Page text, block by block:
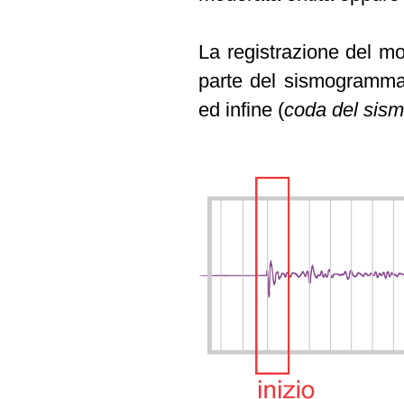
La registrazione del
parte del
ed infine (coda del